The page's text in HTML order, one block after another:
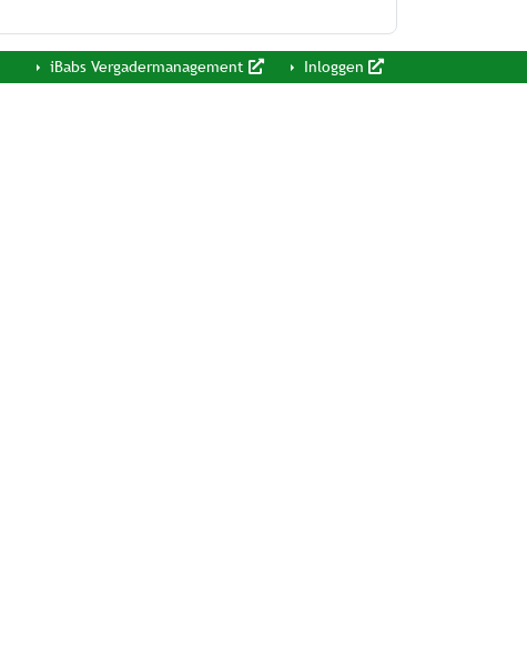
iBabs Vergadermanagement Inloggen